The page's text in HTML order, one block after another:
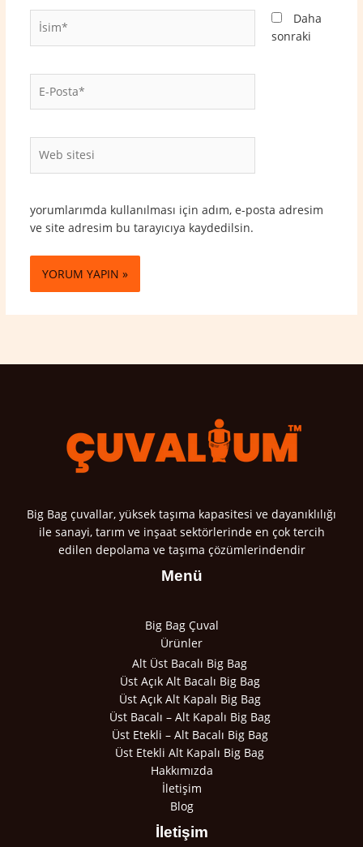
İsim*
Posta*
sitesi
Daha
sonraki
yorumlarımda kullanılması için adım, e-posta adresim
ve site adresim bu tarayıcıya kaydedilsin.
Big Bag çuvallar, yüksek taşıma kapasitesi ve dayanıklılığı
ile sanayi, tarım ve inşaat sektörlerinde en çok tercih
edilen depolama ve taşıma çözümlerindendir
Menü
Big Bag Çuval
Ürünler
Alt Üst Bacalı Big Bag
Üst Açık Alt Bacalı Big Bag
Üst Açık Alt Kapalı Big Bag
Üst Bacalı – Alt Kapalı Big Bag
Üst Etekli – Alt Bacalı Big Bag
Üst Etekli Alt Kapalı Big Bag
Hakkımızda
İletişim
Blog
İletişim